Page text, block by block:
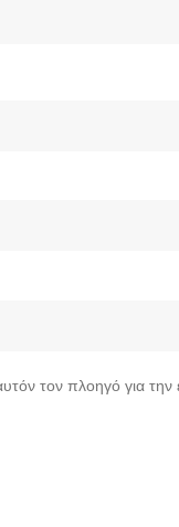
τον πλοηγό για